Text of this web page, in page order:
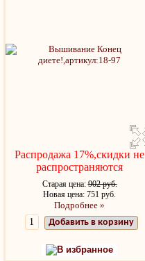
Распродажа 17%,скидки не
распространяются
Старая цена:902 руб.
Новая цена: 751 руб.
Подробнее »
Добавить в корзину
В избранное